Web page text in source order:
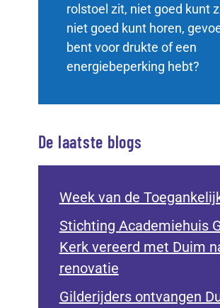
rolstoel zit, niet goed kunt
niet goed kunt horen,
bent voor drukte of een
energiebeperking hebt?
De laatste blogs
Week van de
Stichting Academiehuis
Kerk vereerd met Duim
renovatie
Gilderijders ontvangen